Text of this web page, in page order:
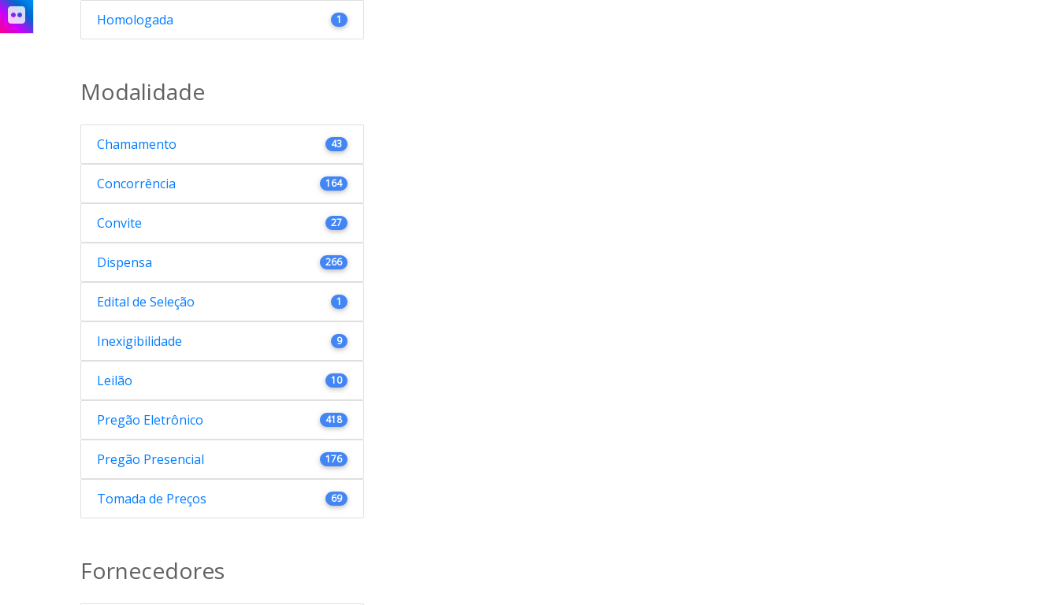
Homologada 1
Modalidade
Chamamento 43
Concorrência 164
Convite 27
Dispensa 266
Edital de Seleção 1
Inexigibilidade 9
Leilão 10
Pregão Eletrônico 418
Pregão Presencial 176
Tomada de Preços 69
Fornecedores